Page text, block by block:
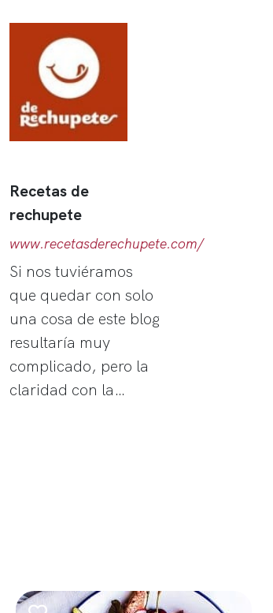
Recetas de
rechupete
www.recetasderechupete.com/
Si nos tuviéramos
que quedar con solo
una cosa de este blog
resultaría muy
complicado, pero la
claridad con la…